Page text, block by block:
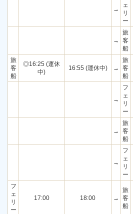
→
ェ
リ
ー
→
旅
客
船
旅
客
船
◎16:25 (運休
中)
16:55 (運休中) →
旅
客
船
→
フ
ェ
リ
ー
→
旅
客
船
→
フ
ェ
リ
ー
フ
ェ
リ
ー
17:00 18:00 →
旅
客
船